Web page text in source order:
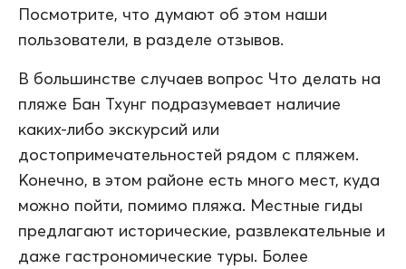
Посмотрите, что думают об этом наши
пользователи, в разделе отзывов.
В большинстве случаев вопрос Что делать на
пляже Бан Тхунг подразумевает наличие
каких-либо экскурсий или
достопримечательностей рядом с пляжем.
Конечно, в этом районе есть много мест, куда
можно пойти, помимо пляжа. Местные гиды
предлагают исторические, развлекательные и
даже гастрономические туры. Более